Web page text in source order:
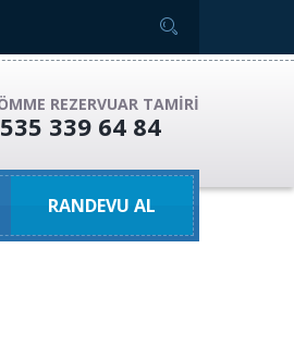
REZERVUAR TAMIRI
339 64 84
RANDEVU AL